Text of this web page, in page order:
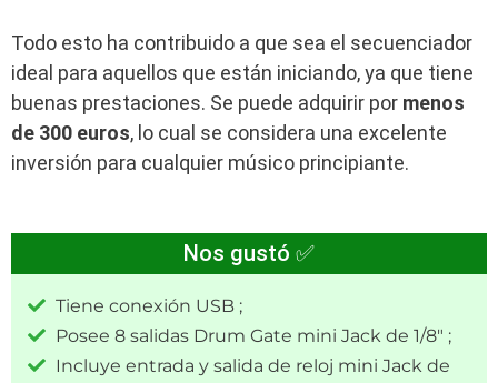
Todo esto ha contribuido a que sea el secuenciador
ideal para aquellos que están iniciando, ya que tiene
buenas prestaciones. Se puede adquirir por menos
de 300 euros, lo cual se considera una excelente
inversión para cualquier músico principiante.
Nos gustó ✅
Tiene conexión USB ;
Posee 8 salidas Drum Gate mini Jack de 1/8″ ;
Incluye entrada y salida de reloj mini Jack de